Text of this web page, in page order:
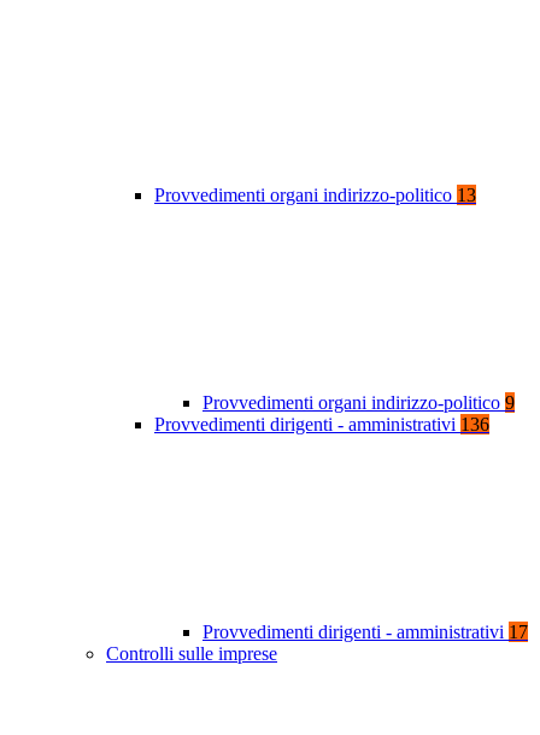
Provvedimenti organi indirizzo-politico 13
Provvedimenti organi indirizzo-politico 9
Provvedimenti dirigenti - amministrativi 136
Provvedimenti dirigenti - amministrativi 17
Controlli sulle imprese